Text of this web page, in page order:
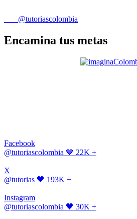
@tutoriascolombia
Encamina tus metas
Facebook
@tutoriascolombia 💙 22K +
X
@tutorias 💙 193K +
Instagram
@tutoriascolombia 🧡 30K +